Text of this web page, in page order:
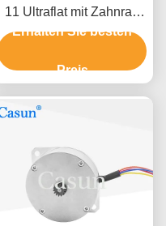
11 Ultraflat mit Zahnrad
0,5A 28*28*9,5mm für
Erhalten Sie besten
Preis